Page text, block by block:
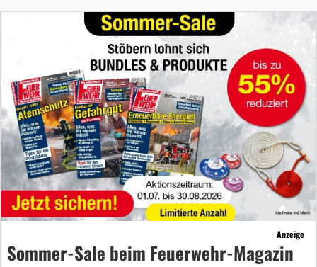
Anzeige
Sommer-Sale beim Feuerwehr-Magazin